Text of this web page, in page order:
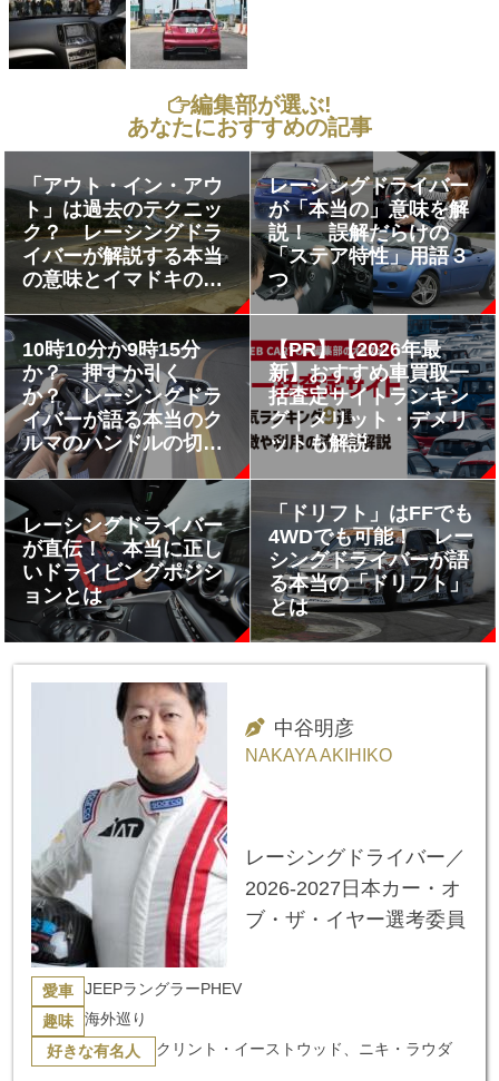
編集部が選ぶ!
あなたにおすすめの記事
「アウト・イン・アウ
ト」は過去のテクニッ
ク？ レーシングドラ
イバーが解説する本当
の意味とイマドキの走
レーシングドライバー
が「本当の」意味を解
説！ 誤解だらけの
「ステア特性」用語３
つ
10時10分か9時15分
か？ 押すか引く
か？ レーシングドラ
イバーが語る本当のク
ルマのハンドルの切り
方とは
【PR】【2026年最
新】おすすめ車買取一
括査定サイトランキン
グ｜メリット・デメリ
ットも解説
レーシングドライバー
が直伝！ 本当に正し
いドライビングポジシ
ョンとは
「ドリフト」はFFでも
4WDでも可能！ レー
シングドライバーが語
る本当の「ドリフト」
とは
中谷明彦
NAKAYA AKIHIKO
レーシングドライバー／
2026-2027日本カー・オ
ブ・ザ・イヤー選考委員
愛車 JEEPラングラーPHEV
趣味 海外巡り
好きな有名人 クリント・イーストウッド、ニキ・ラウダ